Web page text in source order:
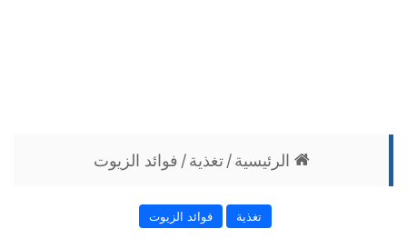
الرئيسية / تغذية / فوائد الزيوت
تغذية فوائد الزيوت